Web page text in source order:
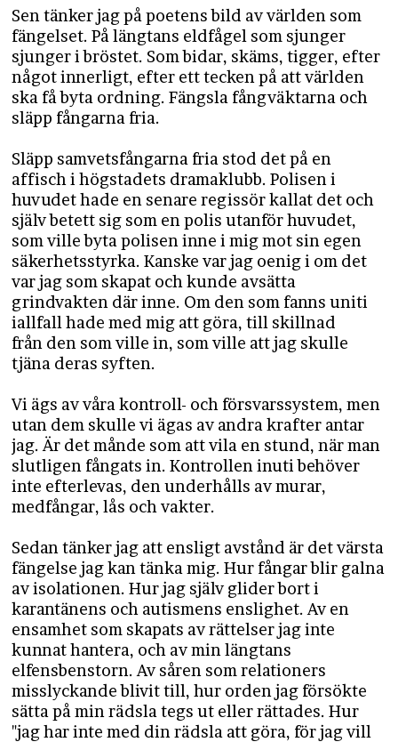
Sen tänker jag på poetens bild av världen som
fängelset. På längtans eldfågel som sjunger
sjunger i bröstet. Som bidar, skäms, tigger, efter
något innerligt, efter ett tecken på att världen
ska få byta ordning. Fängsla fångväktarna och
släpp fångarna fria.
Släpp samvetsfångarna fria stod det på en
affisch i högstadets dramaklubb. Polisen i
huvudet hade en senare regissör kallat det och
själv betett sig som en polis utanför huvudet,
som ville byta polisen inne i mig mot sin egen
säkerhetsstyrka. Kanske var jag oenig i om det
var jag som skapat och kunde avsätta
grindvakten där inne. Om den som fanns uniti
iallfall hade med mig att göra, till skillnad
från den som ville in, som ville att jag skulle
tjäna deras syften.
Vi ägs av våra kontroll- och försvarssystem, men
utan dem skulle vi ägas av andra krafter antar
jag. Är det månde som att vila en stund, när man
slutligen fångats in. Kontrollen inuti behöver
inte efterlevas, den underhålls av murar,
medfångar, lås och vakter.
Sedan tänker jag att ensligt avstånd är det värsta
fängelse jag kan tänka mig. Hur fångar blir galna
av isolationen. Hur jag själv glider bort i
karantänens och autismens enslighet. Av en
ensamhet som skapats av rättelser jag inte
kunnat hantera, och av min längtans
elfensbenstorn. Av såren som relationers
misslyckande blivit till, hur orden jag försökte
sätta på min rädsla tegs ut eller rättades. Hur
"jag har inte med din rädsla att göra, för jag vill